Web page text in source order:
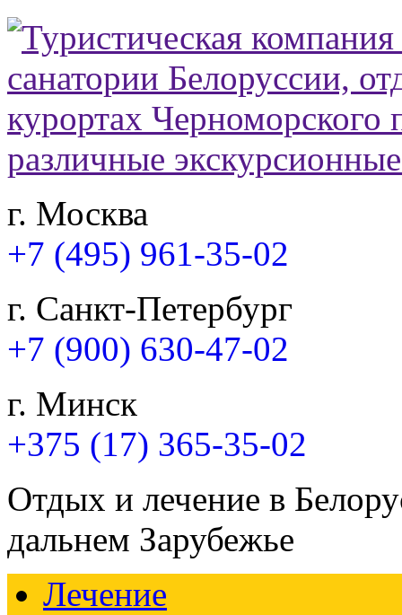
г. Москва
+7 (495) 961-35-02
г. Санкт-Петербург
+7 (900) 630-47-02
г. Минск
+375 (17) 365-35-02
Отдых и лечение в
дальнем Зарубежье
Лечение